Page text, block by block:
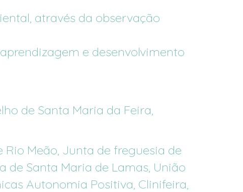
através da observação
aprendizagem e desenvolvimento
de Santa Maria da Feira,
Meão, Junta de freguesia de
de Santa Maria de Lamas, União
Autonomia Positiva, Clinifeira,